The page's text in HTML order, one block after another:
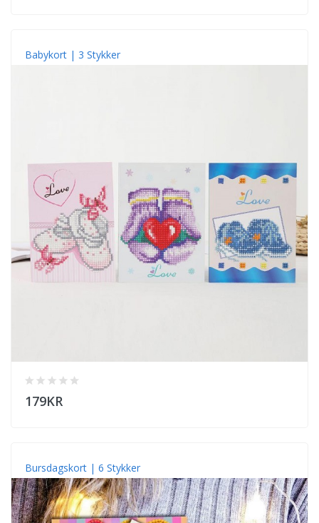
Babykort | 3 Stykker
179KR
Bursdagskort | 6 Stykker